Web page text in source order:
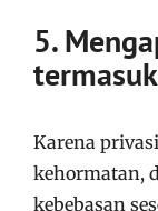
5.
Karena
kehormatan,
kebebasan